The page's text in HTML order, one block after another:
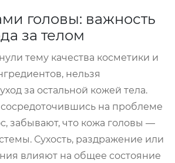
головы: важность
за телом
тему качества косметики и
нельзя
за остальной кожей тела.
на проблеме
забывают, что кожа головы —
Сухость, раздражение или
влияют на общее состояние